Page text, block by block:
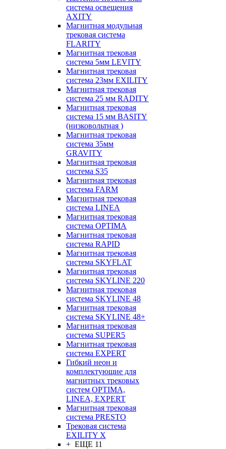
система освещения
AXITY
Магнитная модульная
трековая система
FLARITY
Магнитная трековая
система 5мм LEVITY
Магнитная трековая
система 23мм EXILITY
Магнитная трековая
система 25 мм RADITY
Магнитная трековая
система 15 мм BASITY
(низковольтная )
Магнитная трековая
система 35мм
GRAVITY
Магнитная трековая
система S35
Магнитная трековая
система FARM
Магнитная трековая
система LINEA
Магнитная трековая
система OPTIMA
Магнитная трековая
система RAPID
Магнитная трековая
система SKYFLAT
Магнитная трековая
система SKYLINE 220
Магнитная трековая
система SKYLINE 48
Магнитная трековая
система SKYLINE 48+
Магнитная трековая
система SUPER5
Магнитная трековая
система EXPERT
Гибкий неон и
комплектующие для
магнитных трековых
систем OPTIMA,
LINEA, EXPERT
Магнитная трековая
система PRESTO
Трековая система
EXILITY X
+ ЕЩЕ 11